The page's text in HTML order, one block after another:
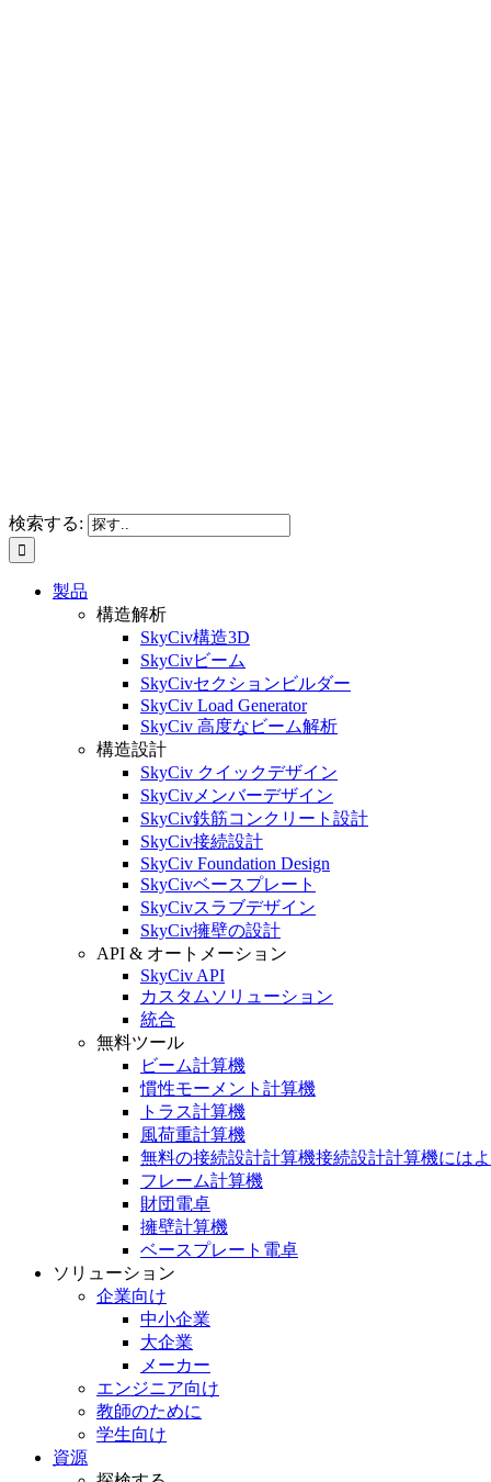
検索する:
製品
構造解析
SkyCiv構造3D
SkyCivビーム
SkyCivセクションビルダー
SkyCiv Load Generator
SkyCiv 高度なビーム解析
構造設計
SkyCiv クイックデザイン
SkyCivメンバーデザイン
SkyCiv鉄筋コンクリート設計
SkyCiv接続設計
SkyCiv Foundation Design
SkyCivベースプレート
SkyCivスラブデザイン
SkyCiv擁壁の設計
API & オートメーション
SkyCiv API
カスタムソリューション
統合
無料ツール
ビーム計算機
慣性モーメント計算機
トラス計算機
風荷重計算機
無料の接続設計計算機接続設計計算機には
フレーム計算機
財団電卓
擁壁計算機
ベースプレート電卓
ソリューション
企業向け
中小企業
大企業
メーカー
エンジニア向け
教師のために
学生向け
資源